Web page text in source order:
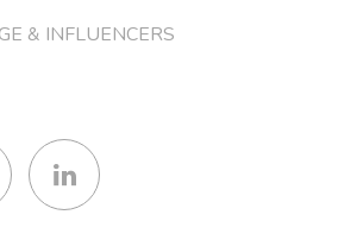
& INFLUENCERS